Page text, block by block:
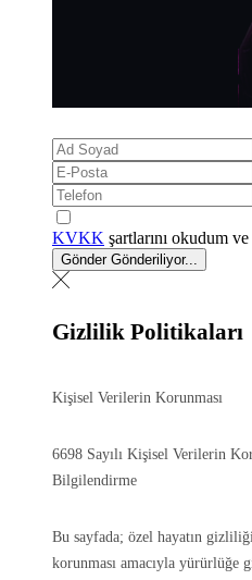
KVKK şartlarını okudum
Gönder Gönderiliyor...
Gizlilik Politikaları
Kişisel Verilerin Korunması
6698 Sayılı Kişisel Verilerin
Bilgilendirme
Bu sayfada; özel hayatın
korunması amacıyla yürürlüğe